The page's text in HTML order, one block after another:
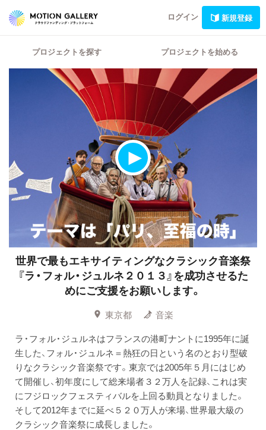
ログイン 新規登録
プロジェクトを探す プロジェクトを始める
世界で最もエキサイティングなクラシック音楽祭
『ラ・フォル・ジュルネ２０１３』を成功させるた
めにご支援をお願いします。
東京都
音楽
ラ・フォル・ジュルネはフランスの港町ナントに1995年に誕
生した、フォル・ジュルネ＝熱狂の日という名のとおり型破
りなクラシック音楽祭です。東京では2005年５月にはじめ
て開催し、初年度にして総来場者３２万人を記録、これは実
にフジロックフェスティバルを上回る動員となりました。
そして2012年までに延べ５２０万人が来場、世界最大級の
クラシック音楽祭に成長しました。